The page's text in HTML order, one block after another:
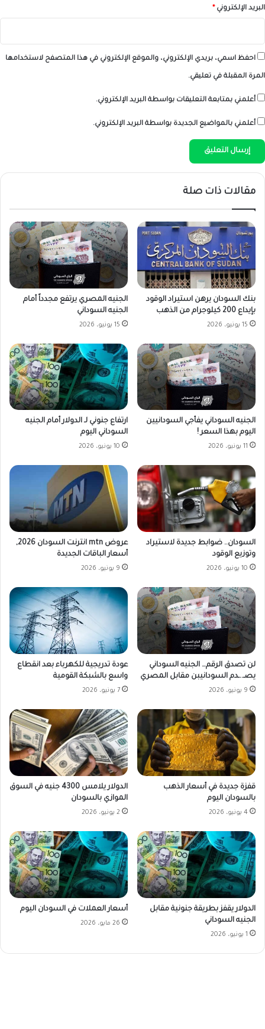
البريد الإلكتروني *
احفظ اسمي، بريدي الإلكتروني، والموقع الإلكتروني في هذا المتصفح لاستخدامها
المرة المقبلة في تعليقي.
أعلمني بمتابعة التعليقات بواسطة البريد الإلكتروني.
أعلمني بالمواضيع الجديدة بواسطة البريد الإلكتروني.
مقالات ذات صلة
بنك السودان يرهن استيراد الوقود
بإيداع 200 كيلوجرام من الذهب
15 يونيو، 2026
الجنيه المصري يرتفع مجدداً أمام
الجنيه السوداني
15 يونيو، 2026
الجنيه السوداني يفأجي السودانيين
اليوم بهذا السعر !
11 يونيو، 2026
ارتفاع جنوني لـ الدولار أمام الجنيه
السوداني اليوم
10 يونيو، 2026
السودان.. ضوابط جديدة لاستيراد
وتوزيع الوقود
10 يونيو، 2026
عروض mtn انترنت السودان 2026,
أسعار الباقات الجديدة
9 يونيو، 2026
لن تصدق الرقم… الجنيه السوداني
يصـ..ـدم السودانيبن مقابل المصري
9 يونيو، 2026
عودة تدريجية للكهرباء بعد انقطاع
واسع بالشبكة القومية
7 يونيو، 2026
قفزة جديدة في أسعار الذهب
بالسودان اليوم
4 يونيو، 2026
الدولار يلامس 4300 جنيه في السوق
الموازي بالسودان
2 يونيو، 2026
الدولار يقفز بطريقة جنونية مقابل
الجنيه السوداني
1 يونيو، 2026
أسعار العملات في السودان اليوم
26 مايو، 2026